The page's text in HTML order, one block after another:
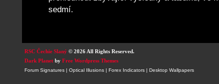
sedmí.
RSC Čechie Slaný © 2026 All Rights Reserved.
Dark Planet by Free Wordpress Themes
Forum Signatures | Optical Illusions | Forex Indicators | Desktop Wallpapers